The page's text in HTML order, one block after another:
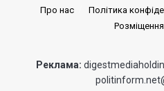
Про нас Політика
Реклама: